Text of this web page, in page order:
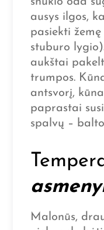
ausys ilgos,
pasiekti
stuburo
aukštai
trumpos.
antsvorį,
paprastai
spalvų –
Malonūs,